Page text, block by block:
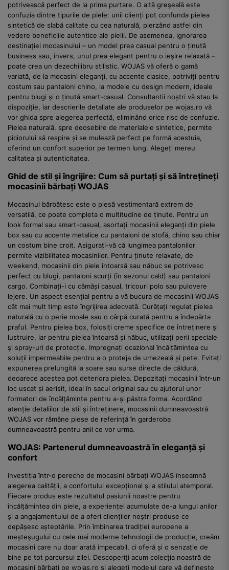
potrivească perfect de la prima purtare. O altă greșeală este
confuzia dintre tipurile de piele: unii clienți pot confunda pielea
sintetică de slabă calitate cu cea naturală, pierzând astfel din
vedere beneficiile autentice ale pielii. De asemenea, ignorarea
destinației mocasinului – un model prea casual pentru o ținută
business sau, invers, unul prea elegant pentru o ieșire relaxată –
poate crea un dezechilibru stilistic. WOJAS vă oferă o gamă
variată, de la mocasini eleganți, cu accente clasice, potriviți pentru
costum sau pantaloni chino, la modele cu design modern, ideale
pentru blugi și o ținută smart-casual. Consultantii noștri vă stau la
dispoziție, iar descrierile detaliate ale produselor pe wojas.ro vă
vor ghida spre alegerea perfectă, eliminând orice risc de confuzie.
Pielea naturală, spre deosebire de materialele sintetice, permite
piciorului să respire și se mulează perfect pe formă acestuia,
oferind un confort superior pe termen lung. Alegeți mereu
calitatea și autenticitatea.
Ghid de stil și îngrijire: Cum să purtați și să întrețineți
mocasinii bărbați WOJAS
Mocasinul bărbătesc este o piesă vestimentară extrem de
versatilă, ce poate completa o multitudine de ținute. Pentru un
look formal sau smart-casual, asortați mocasinii eleganți din piele
box sau cu accente metalice cu pantaloni de stofă, chino sau chiar
un costum bine croit. Asigurați-vă că lungimea pantalonilor
permite vizibilitatea mocasinilor. Pentru ținute relaxate, de
weekend, mocasinii din piele întoarsă sau năbuc se potrivesc
perfect cu blugi, pantaloni scurți (în sezonul cald) sau pantaloni
cargo. Combinați-i cu cămăși casual, tricouri polo sau pulovere
lejere. Un aspect esențial pentru a vă bucura de mocasinii WOJAS
cât mai mult timp este îngrijirea adecvată. Curățați regulat pielea
naturală cu o perie moale sau o cârpă curată pentru a îndepărta
praful. Pentru pielea box, folosiți creme specifice de întreținere și
lustruire, iar pentru pielea întoarsă și năbuc, utilizați perii speciale
și spray-uri de protecție. Impregnați ocazional încălțămintea cu
soluții impermeabile pentru a o proteja de umezeală și pete. Evitați
expunerea prelungită la soare sau surse directe de căldură,
deoarece acestea pot deteriora pielea. Depozitați mocasinii într-un
loc uscat și aerisit, ideal în sacul original sau cu ajutorul unor
formatori de încălțăminte pentru a-și păstra forma. Acordând
atenție detaliilor de stil și întreținere, mocasinii dumneavoastră
WOJAS vor rămâne piese de referință în garderoba
dumneavoastră pentru anii ce vor urma.
WOJAS: Partenerul dumneavoastră în eleganță și
confort
Investiția într-o pereche de mocasini bărbați WOJAS înseamnă
alegerea calității, a confortului excepțional și a stilului atemporal.
Fiecare produs este rezultatul pasiunii noastre pentru
încălțămintea din piele, a experienței acumulate de-a lungul anilor
și a angajamentului de a oferi clienților noștri produse ce
depășesc așteptările. Prin îmbinarea tradiției europene a
meșteșugului cu cele mai moderne tehnologii de producție, creăm
mocasini care nu doar arată impecabil, ci oferă și o senzație de
bine pe tot parcursul zilei. Descoperiți acum colecția noastră de
mocasini bărbați pe wojas.ro și alegeți modelul care vă definește